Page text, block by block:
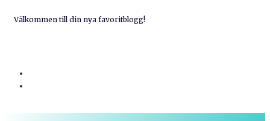
Välkommen till din nya favoritblogg!